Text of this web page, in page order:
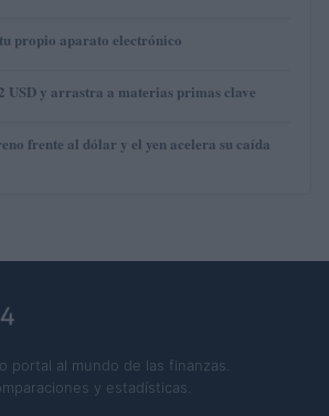
propio aparato electrónico
USD y arrastra a materias primas clave
frente al dólar y el yen acelera su caída
portal al mundo de las finanzas.
y estadísticas.